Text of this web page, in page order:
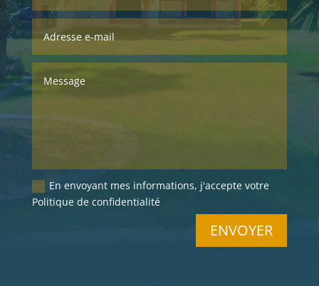
En envoyant mes informations, j'accepte votre
Politique de confidentialité
ENVOYER